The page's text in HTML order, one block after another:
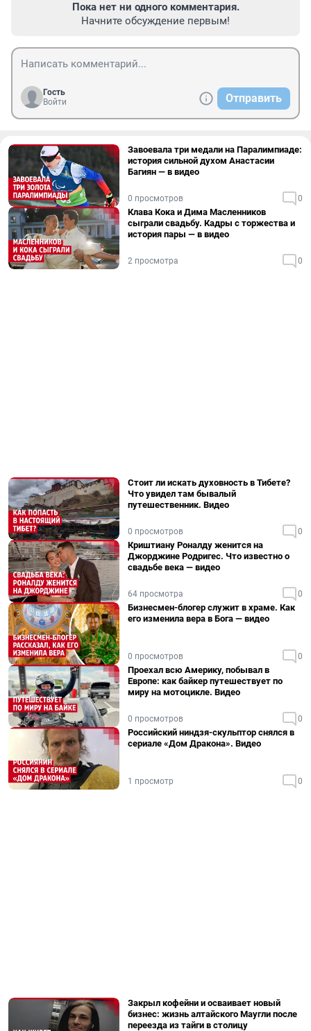
Пока нет ни одного комментария.
Начните обсуждение первым!
Гость
Войти
Отправить
Завоевала три медали на Паралимпиаде:
история сильной духом Анастасии
Багиян — в видео
0 просмотров 0
Клава Кока и Дима Масленников
сыграли свадьбу. Кадры с торжества и
история пары — в видео
2 просмотра 0
Стоит ли искать духовность в Тибете?
Что увидел там бывалый
путешественник. Видео
0 просмотров 0
Криштиану Роналду женится на
Джорджине Родригес. Что известно о
свадьбе века — видео
64 просмотра 0
Бизнесмен-блогер служит в храме. Как
его изменила вера в Бога — видео
0 просмотров 0
Проехал всю Америку, побывал в
Европе: как байкер путешествует по
миру на мотоцикле. Видео
0 просмотров 0
Российский ниндзя-скульптор снялся в
сериале «Дом Дракона». Видео
1 просмотр 0
Закрыл кофейни и осваивает новый
бизнес: жизнь алтайского Маугли после
переезда из тайги в столицу